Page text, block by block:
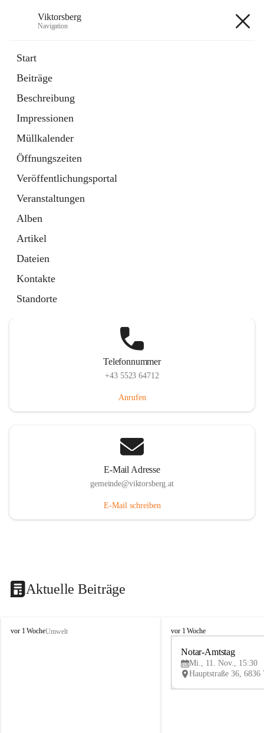
Viktorsberg
Navigation
Start
Beiträge
Beschreibung
Impressionen
Müllkalender
Öffnungszeiten
Veröffentlichungsportal
Veranstaltungen
Alben
Artikel
Dateien
Kontakte
Standorte
1 Schnellzugriff
Bürgerservice
10 Schnellzugriffe
Telefonnummer
+43 5523 64712
Anrufen
E-Mail Adresse
gemeinde@viktorsberg.at
E-Mail schreiben
Aktuelle Beiträge
V
vor 1 WocheUmwelt
V
vor 1 Woche
Notar-Amtstag
Mi., 11. Nov., 15:30